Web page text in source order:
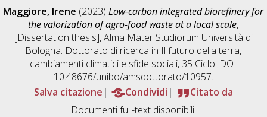
Maggiore, Irene (2023)Low-carbon integrated biorefinery for
the valorization of agro-food waste at a local scale,
[Dissertation thesis], Alma Mater Studiorum Università di
Bologna. Dottorato di ricerca in Il futuro della terra,
cambiamenti climatici e sfide sociali, 35 Ciclo. DOI
10.48676/unibo/amsdottorato/10957.
Salva citazione
Condividi
Citato da
Documenti full-text disponibili: